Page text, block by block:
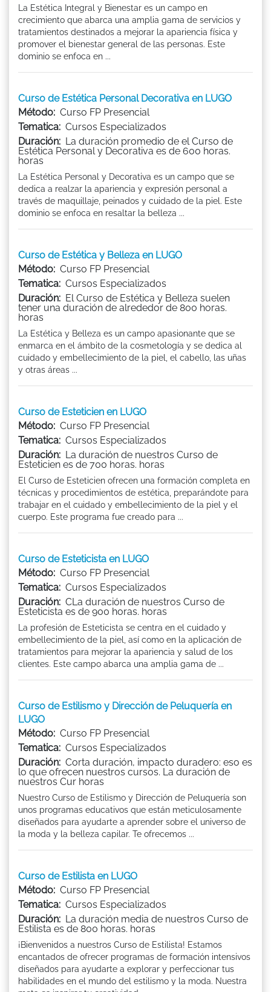
La Estética Integral y Bienestar es un campo en
crecimiento que abarca una amplia gama de servicios y
tratamientos destinados a mejorar la apariencia física y
promover el bienestar general de las personas. Este
dominio se enfoca en ...
Curso de Estética Personal Decorativa en LUGO
Método: Curso FP Presencial
Tematica: Cursos Especializados
Duración: La duración promedio de el Curso de
Estética Personal y Decorativa es de 600 horas.
horas
La Estética Personal y Decorativa es un campo que se
dedica a realzar la apariencia y expresión personal a
través de maquillaje, peinados y cuidado de la piel. Este
dominio se enfoca en resaltar la belleza ...
Curso de Estética y Belleza en LUGO
Método: Curso FP Presencial
Tematica: Cursos Especializados
Duración: El Curso de Estética y Belleza suelen
tener una duración de alrededor de 800 horas.
horas
La Estética y Belleza es un campo apasionante que se
enmarca en el ámbito de la cosmetología y se dedica al
cuidado y embellecimiento de la piel, el cabello, las uñas
y otras áreas ...
Curso de Esteticien en LUGO
Método: Curso FP Presencial
Tematica: Cursos Especializados
Duración: La duración de nuestros Curso de
Esteticien es de 700 horas. horas
El Curso de Esteticien ofrecen una formación completa en
técnicas y procedimientos de estética, preparándote para
trabajar en el cuidado y embellecimiento de la piel y el
cuerpo. Este programa fue creado para ...
Curso de Esteticista en LUGO
Método: Curso FP Presencial
Tematica: Cursos Especializados
Duración: CLa duración de nuestros Curso de
Esteticista es de 900 horas. horas
La profesión de Esteticista se centra en el cuidado y
embellecimiento de la piel, así como en la aplicación de
tratamientos para mejorar la apariencia y salud de los
clientes. Este campo abarca una amplia gama de ...
Curso de Estilismo y Dirección de Peluquería en
LUGO
Método: Curso FP Presencial
Tematica: Cursos Especializados
Duración: Corta duración, impacto duradero: eso es
lo que ofrecen nuestros cursos. La duración de
nuestros Cur horas
Nuestro Curso de Estilismo y Dirección de Peluquería son
unos programas educativos que están meticulosamente
diseñados para ayudarte a aprender sobre el universo de
la moda y la belleza capilar. Te ofrecemos ...
Curso de Estilista en LUGO
Método: Curso FP Presencial
Tematica: Cursos Especializados
Duración: La duración media de nuestros Curso de
Estilista es de 800 horas. horas
¡Bienvenidos a nuestros Curso de Estilista! Estamos
encantados de ofrecer programas de formación intensivos
diseñados para ayudarte a explorar y perfeccionar tus
habilidades en el mundo del estilismo y la moda. Nuestra